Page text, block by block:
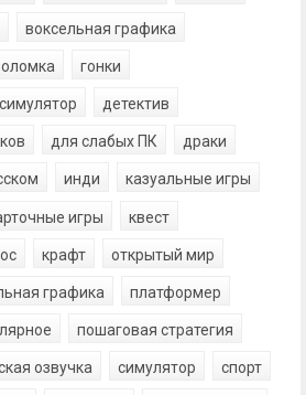
воксельная графика
гонки
детектив
для слабых ПК драки
инди казуальные игры
игры квест
крафт открытый мир
графика платформер
пошаговая стратегия
озвучка симулятор спорт